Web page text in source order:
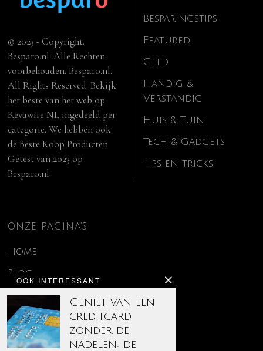
OOK INTERESSANT
Geniet van een
creditcard
zonder de
nadelen: de
© 2023 - Copyright.
Besparo.nl. Alle Rechten
voorbehouden. Besparo.nl.
All Rights Reserved. Bekijk
het beste van het web op
Revuwire NL ingedeeld per
categorie. We hebben ook
deBeste Koop Producten
Getest van 2023 op
Besparo.nl
Besparingstips
Featured
Geld
Handig &
Verstandig
Huis & Tuin
Tech & Gadgets
Tips en tricks
ONZE PAGINA’S
Home
Blog
Contact
Disclaimer
Over ons